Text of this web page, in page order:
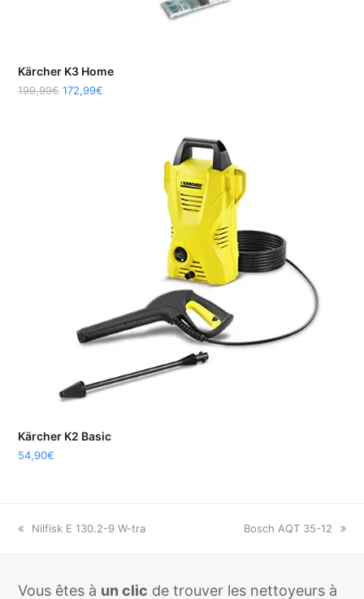
Kärcher K3 Home
199,99€ 172,99€
Kärcher K2 Basic
54,90€
previous
Nilfisk E 130.2-9 W-tra
next
Bosch AQT 35-12
Vous êtes à un clic de trouver les nettoyeurs à